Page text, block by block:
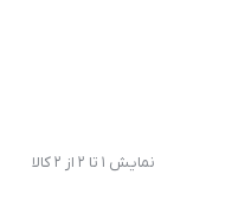
نمایش 1 تا 2 از 2 کالا